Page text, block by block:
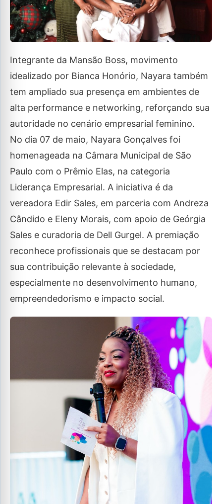
Integrante da Mansão Boss, movimento
idealizado por Bianca Honório, Nayara também
tem ampliado sua presença em ambientes de
alta performance e networking, reforçando sua
autoridade no cenário empresarial feminino.
No dia 07 de maio, Nayara Gonçalves foi
homenageada na Câmara Municipal de São
Paulo com o Prêmio Elas, na categoria
Liderança Empresarial. A iniciativa é da
vereadora Edir Sales, em parceria com Andreza
Cândido e Eleny Morais, com apoio de Geórgia
Sales e curadoria de Dell Gurgel. A premiação
reconhece profissionais que se destacam por
sua contribuição relevante à sociedade,
especialmente no desenvolvimento humano,
empreendedorismo e impacto social.